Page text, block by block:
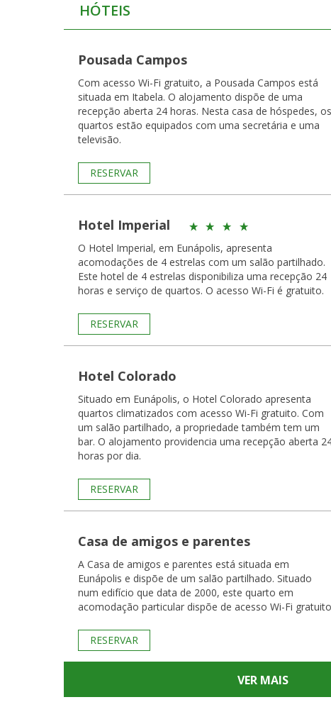
HÓTEIS
Pousada Campos
Com acesso Wi-Fi gratuito, a Pousada Campos está
situada em Itabela. O alojamento dispõe de uma
recepção aberta 24 horas. Nesta casa de hóspedes, os
quartos estão equipados com uma secretária e uma
televisão.
RESERVAR
Hotel Imperial
O Hotel Imperial, em Eunápolis, apresenta
acomodações de 4 estrelas com um salão partilhado.
Este hotel de 4 estrelas disponibiliza uma recepção 24
horas e serviço de quartos. O acesso Wi-Fi é gratuito.
RESERVAR
Hotel Colorado
Situado em Eunápolis, o Hotel Colorado apresenta
quartos climatizados com acesso Wi-Fi gratuito. Com
um salão partilhado, a propriedade também tem um
bar. O alojamento providencia uma recepção aberta
horas por dia.
RESERVAR
Casa de amigos e parentes
A Casa de amigos e parentes está situada em
Eunápolis e dispõe de um salão partilhado. Situado
num edifício que data de 2000, este quarto em
acomodação particular dispõe de acesso Wi-Fi
RESERVAR
VER MAIS